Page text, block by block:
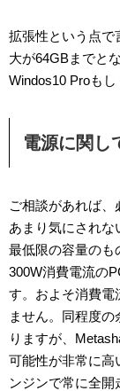
拡張性という点で
大が64GBまでと
Windos10 Proもし
電源に関し
ご相談があれば、
あまり気にされな
最低限の容量のも
300W消費電流の
す。およそ消費電
ません。同程度
りますが、
可能性が非常に高
ンジンで常に全